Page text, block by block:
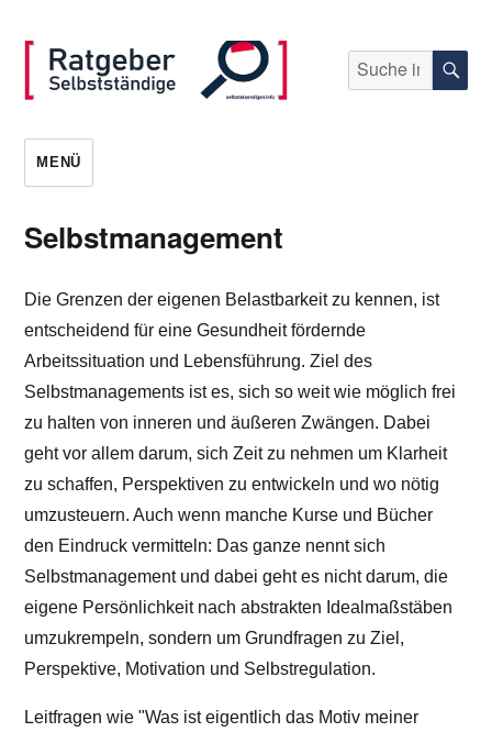
selbststaendigen.info
Suche
nach:
MENÜ
Selbstmanagement
Die Grenzen der eigenen Belastbarkeit zu kennen, ist
entscheidend für eine Gesundheit fördernde
Arbeitssituation und Lebensführung. Ziel des
Selbstmanagements ist es, sich so weit wie möglich frei
zu halten von inneren und äußeren Zwängen. Dabei
geht vor allem darum, sich Zeit zu nehmen um Klarheit
zu schaffen, Perspektiven zu entwickeln und wo nötig
umzusteuern. Auch wenn manche Kurse und Bücher
den Eindruck vermitteln: Das ganze nennt sich
Selbstmanagement und dabei geht es nicht darum, die
eigene Persönlichkeit nach abstrakten Idealmaßstäben
umzukrempeln, sondern um Grundfragen zu Ziel,
Perspektive, Motivation und Selbstregulation.
Leitfragen wie "Was ist eigentlich das Motiv meiner